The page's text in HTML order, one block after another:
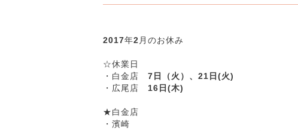
2017年2 月のお休み
☆休業日
・白金店 7 日（火）、21日(火)
・広尾店 16日(木)
★白金店
・濱崎